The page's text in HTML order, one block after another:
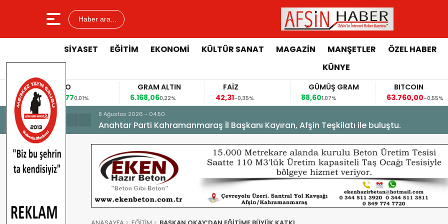
Haber ara...
SİYASET EĞİTİM EKONOMİ KÜLTÜR SANAT MAGAZİN MANŞETLER ÖZEL HABER
KÜNYE
EURO
53,84770,01%
GRAM ALTIN
6.168,060,22%
FAİZ
42,31-0,35%
GÜMÜŞ GRAM
88,601,07%
BITCOIN
63.760,00-0,55%
8 Ağustos 2026 - 04:50
Anahtar Parti Kahramanmaraş İl Başkanı Kayıran, Afşin Teşkilatı ile buluştu.